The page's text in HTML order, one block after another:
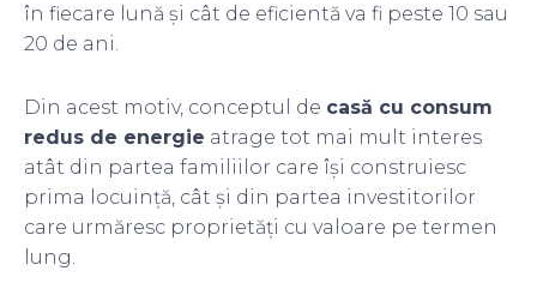
în fiecare lună și cât de eficientă va fi peste 10 sau
20 de ani.
Din acest motiv, conceptul de casă cu consum
redus de energie atrage tot mai mult interes
atât din partea familiilor care își construiesc
prima locuință, cât și din partea investitorilor
care urmăresc proprietăți cu valoare pe termen
lung.